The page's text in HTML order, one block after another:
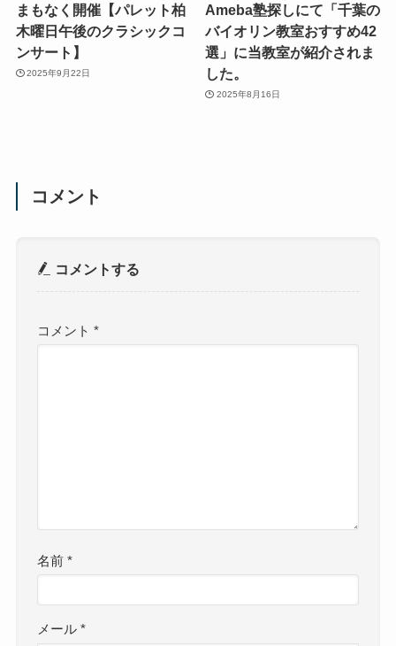
まもなく開催【パレット柏
木曜日午後のクラシックコ
ンサート】
2025年9月22日
Ameba塾探しにて「千葉の
バイオリン教室おすすめ42
選」に当教室が紹介されま
した。
2025年8月16日
コメント
コメントする
コメント*
名前*
メール*